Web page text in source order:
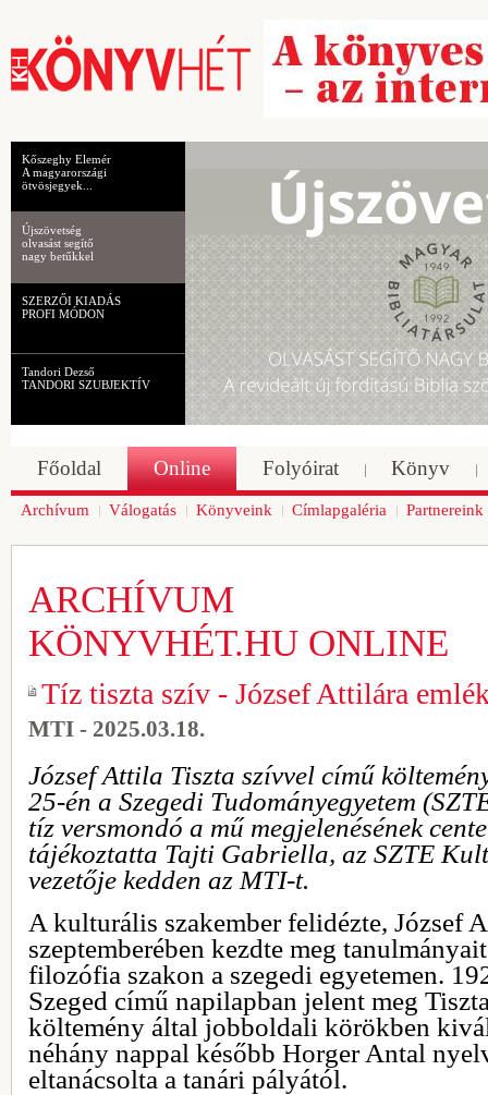
Kőszeghy Elemér
A magyarországi
ötvösjegyek...
Újszövetség
olvasást segítő
nagy betűkkel
SZERZŐI KIADÁS
PROFI MÓDON
Tandori Dezső
TANDORI SZUBJEKTÍV
Főoldal Online Folyóirat Könyv
Archívum Válogatás Könyveink Címlapgaléria Partnereink
ARCHÍVUM
KÖNYVHÉT.HU ONLINE
Tíz tiszta szív - József Attilára
MTI - 2025.03.18.
József Attila Tiszta szívvel című
25-én a Szegedi Tudományegyetem
tíz versmondó a mű megjelenésének
tájékoztatta Tajti Gabriella, az SZTE
vezetője kedden az MTI-t.
A kulturális szakember felidézte, József
szeptemberében kezdte meg
filozófia szakon a szegedi egyetemen.
Szeged című napilapban jelent meg
költemény által jobboldali körökben
néhány nappal később Horger Antal
eltanácsolta a tanári pályától.